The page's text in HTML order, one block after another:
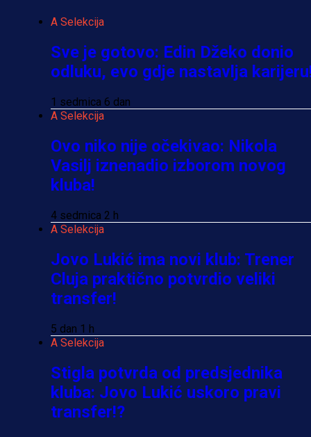
A Selekcija
Sve je gotovo: Edin Džeko donio
odluku, evo gdje nastavlja
1 sedmica 6 dan
A Selekcija
Ovo niko nije očekivao: Nikola
Vasilj iznenadio izborom novog
kluba!
4 sedmica 2 h
A Selekcija
Jovo Lukić ima novi klub: Trener
Cluja praktično potvrdio veliki
transfer!
5 dan 1 h
A Selekcija
Stigla potvrda od predsjednika
kluba: Jovo Lukić uskoro pravi
transfer!?